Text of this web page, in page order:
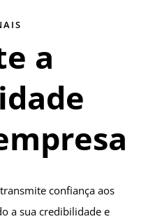
a
confiança aos
a sua credibilidade e